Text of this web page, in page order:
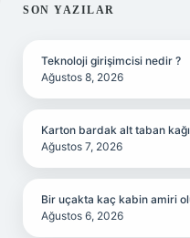
SIDEBAR
SON YAZILAR
Teknoloji girişimcisi nedir ?
Ağustos 8, 2026
Karton bardak alt taban
Ağustos 7, 2026
Bir uçakta kaç kabin amiri
Ağustos 6, 2026